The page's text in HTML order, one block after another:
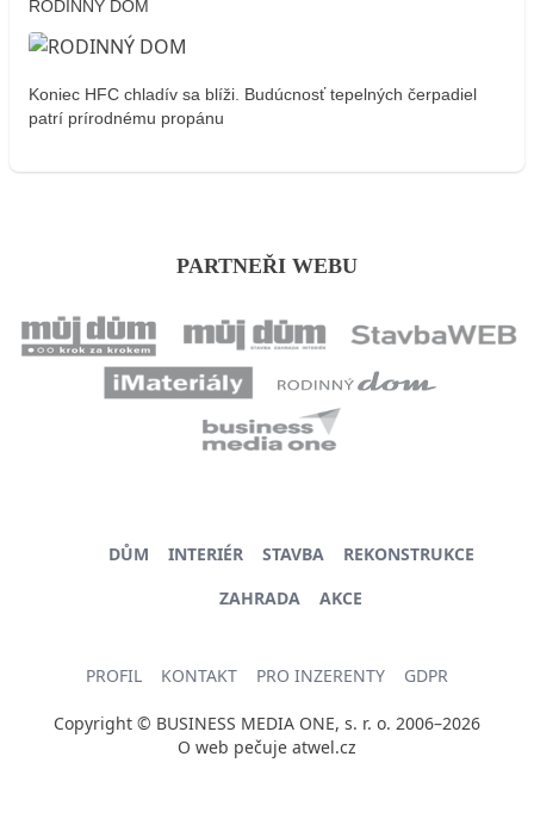
RODINNÝ DOM
Koniec HFC chladív sa blíži. Budúcnosť tepelných čerpadiel
patrí prírodnému propánu
PARTNEŘI WEBU
DŮM INTERIÉR STAVBA
REKONSTRUKCE
ZAHRADA
AKCE
PROFIL KONTAKT PRO INZERENTY GDPR
Copyright © BUSINESS MEDIA ONE, s. r. o. 2006–2026